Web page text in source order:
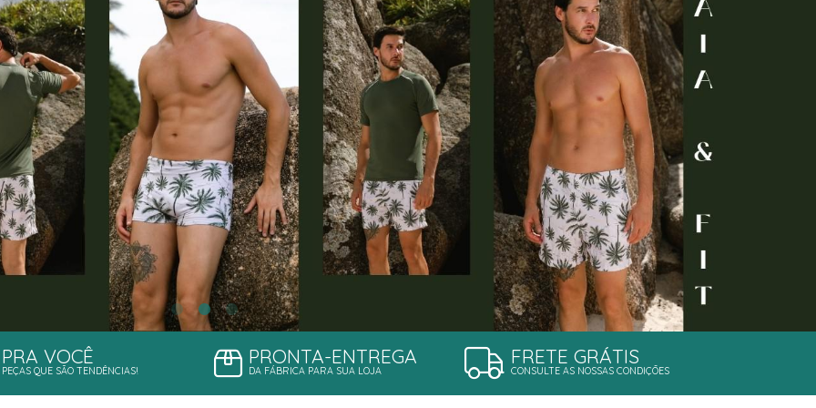
PRA VOCÊ
PEÇAS QUE SÃO TENDÊNCIAS!
PRONTA-ENTREGA
DA FÁBRICA PARA SUA LOJA
FRETE GRÁTIS
CONSULTE AS NOSSAS CONDIÇÕES